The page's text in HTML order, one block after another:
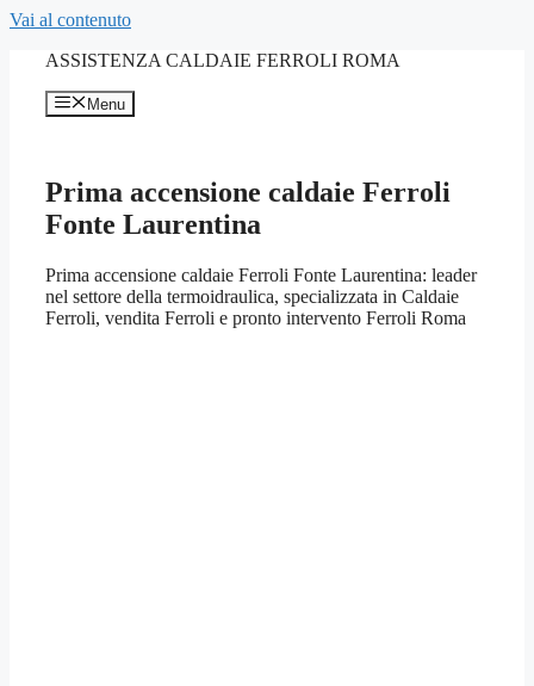
Vai al contenuto
ASSISTENZA CALDAIE FERROLI ROMA
Menu
Prima accensione caldaie Ferroli
Fonte Laurentina
Prima accensione caldaie Ferroli Fonte Laurentina: leader
nel settore della termoidraulica, specializzata in Caldaie
Ferroli, vendita Ferroli e pronto intervento Ferroli Roma